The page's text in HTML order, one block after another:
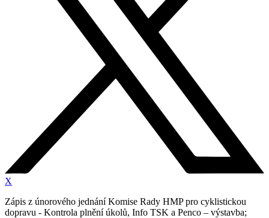
X
Zápis z únorového jednání Komise Rady HMP pro cyklistickou
dopravu - Kontrola plnění úkolů, Info TSK a Penco – výstavba;